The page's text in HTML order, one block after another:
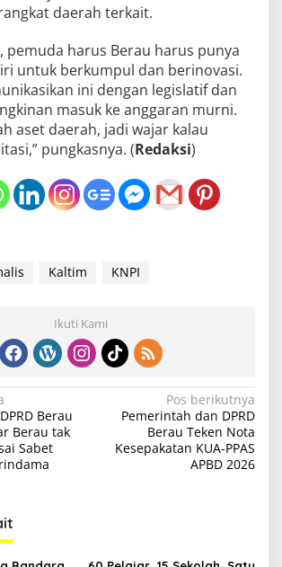
daerah terkait.
pemuda harus Berau harus punya
untuk berkumpul dan berinovasi.
ini dengan legislatif dan
masuk ke anggaran murni.
aset daerah, jadi wajar kalau
pungkasnya. (Redaksi)
Kaltim KNPI
Ikuti Kami
Berau
Berau tak
Sabet
Pos berikutnya
Pemerintah dan DPRD
Berau Teken Nota
Kesepakatan KUA-PPAS
APBD 2026